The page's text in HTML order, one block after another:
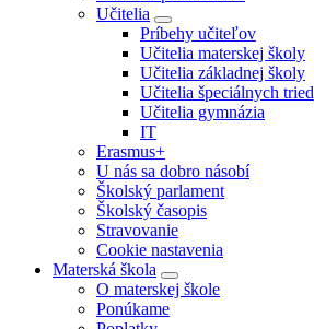
Učitelia
Príbehy učiteľov
Učitelia materskej školy
Učitelia základnej školy
Učitelia špeciálnych tried
Učitelia gymnázia
IT
Erasmus+
U nás sa dobro násobí
Školský parlament
Školský časopis
Stravovanie
Cookie nastavenia
Materská škola
O materskej škole
Ponúkame